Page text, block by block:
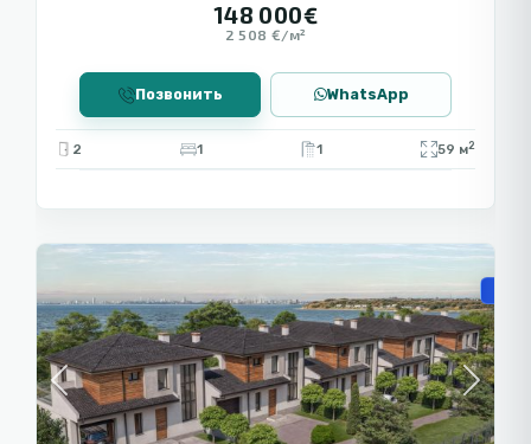
148 000€
2 508 €/м²
Позвонить WhatsApp
2 1 1 59 м2
Previous Next